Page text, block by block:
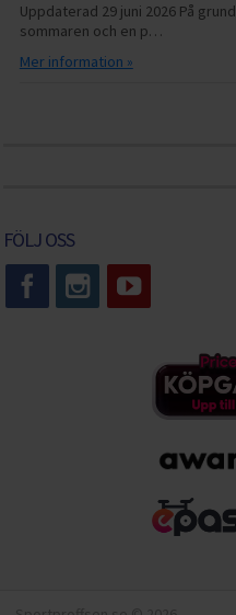
Uppdaterad 29 juni 2026 På
sommaren och en p…
Mer information »
FÖLJ OSS